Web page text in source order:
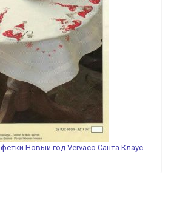
Новый год Vervaco Санта Клаус